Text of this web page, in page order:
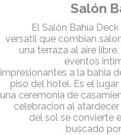
Salón
El Salón Bahía
versatil que combian
una terraza al aire
eventos
impresionantes a la bahia
piso del hotel. Es el
una ceremonia de
celebracion al
del sol se convierte
buscado